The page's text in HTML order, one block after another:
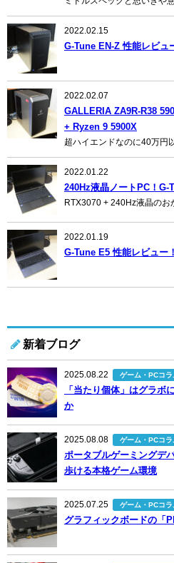
2022.02.15
G-Tune EN-Z 性能レビュ
2022.02.07
GALLERIA ZA9R-R38
+ Ryzen 9 5900X
超ハイエンドなのに40万円
2022.01.22
240Hz液晶ノートPC！G-
RTX3070 + 240Hz液晶のお
2022.01.19
G-Tune E5 性能レビュー
新着ブログ
2025.08.22 ゲーム・PCコラ
「当たり個体」はグラボ
か
2025.08.08 ゲーム・PCコラ
ポータブルゲーミングデ
歩ける本格ゲーム環境
2025.07.25 ゲーム・PCコラ
グラフィックボードの「